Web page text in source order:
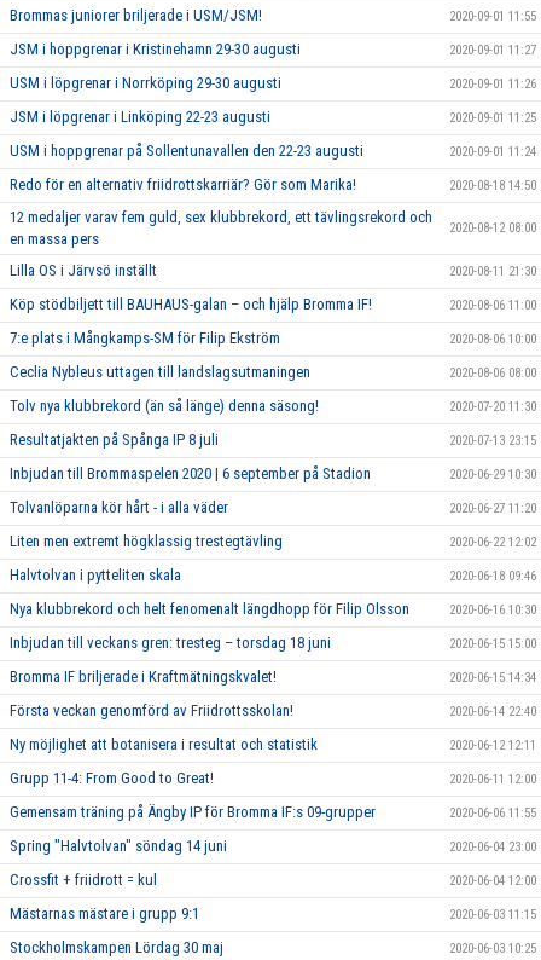
Brommas juniorer briljerade i USM/JSM! 2020-09-01 11:55
JSM i hoppgrenar i Kristinehamn 29-30 augusti 2020-09-01 11:27
USM i löpgrenar i Norrköping 29-30 augusti 2020-09-01 11:26
JSM i löpgrenar i Linköping 22-23 augusti 2020-09-01 11:25
USM i hoppgrenar på Sollentunavallen den 22-23 augusti 2020-09-01 11:24
Redo för en alternativ friidrottskarriär? Gör som Marika! 2020-08-18 14:50
12 medaljer varav fem guld, sex klubbrekord, ett tävlingsrekord och
en massa pers
2020-08-12 08:00
Lilla OS i Järvsö inställt 2020-08-11 21:30
Köp stödbiljett till BAUHAUS-galan – och hjälp Bromma IF! 2020-08-06 11:00
7:e plats i Mångkamps-SM för Filip Ekström 2020-08-06 10:00
Ceclia Nybleus uttagen till landslagsutmaningen 2020-08-06 08:00
Tolv nya klubbrekord (än så länge) denna säsong! 2020-07-20 11:30
Resultatjakten på Spånga IP 8 juli 2020-07-13 23:15
Inbjudan till Brommaspelen 2020 | 6 september på Stadion 2020-06-29 10:30
Tolvanlöparna kör hårt - i alla väder 2020-06-27 11:20
Liten men extremt högklassig trestegtävling 2020-06-22 12:02
Halvtolvan i pytteliten skala 2020-06-18 09:46
Nya klubbrekord och helt fenomenalt längdhopp för Filip Olsson 2020-06-16 10:30
Inbjudan till veckans gren: tresteg – torsdag 18 juni 2020-06-15 15:00
Bromma IF briljerade i Kraftmätningskvalet! 2020-06-15 14:34
Första veckan genomförd av Friidrottsskolan! 2020-06-14 22:40
Ny möjlighet att botanisera i resultat och statistik 2020-06-12 12:11
Grupp 11-4: From Good to Great! 2020-06-11 12:00
Gemensam träning på Ängby IP för Bromma IF:s 09-grupper 2020-06-06 11:55
Spring "Halvtolvan" söndag 14 juni 2020-06-04 23:00
Crossfit + friidrott = kul 2020-06-04 12:00
Mästarnas mästare i grupp 9:1 2020-06-03 11:15
Stockholmskampen Lördag 30 maj 2020-06-03 10:25